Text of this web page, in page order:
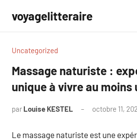
contenu
voyagelitteraire
Uncategorized
Massage naturiste :
unique à vivre au moins
par Louise KESTEL octobre 11,
Le massage naturiste est une